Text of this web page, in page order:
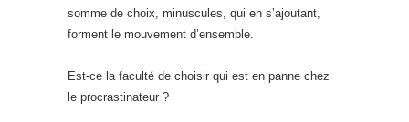
somme de choix, minuscules, qui en s’ajoutant,
forment le mouvement d’ensemble.
Est-ce la faculté de choisir qui est en panne chez
le procrastinateur ?